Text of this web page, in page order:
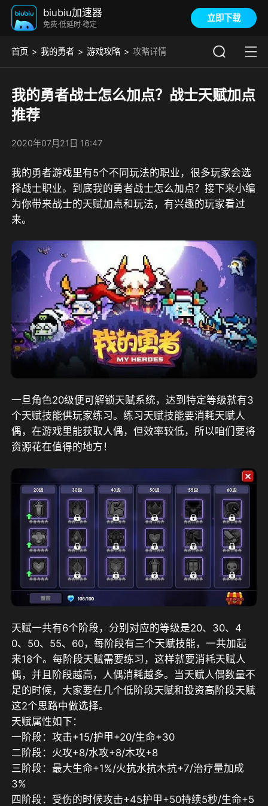
biubiu加速器
免费·低延时·稳定
立即下载
首页 我的勇者 游戏攻略 攻略详情
我的勇者战士怎么加点？战士天赋加点
推荐
2020年07月21日 16:47
我的勇者游戏里有5个不同玩法的职业，很多玩家会选
择战士职业。到底我的勇者战士怎么加点？接下来小编
为你带来战士的天赋加点和玩法，有兴趣的玩家看过
来。
一旦角色20级便可解锁天赋系统，达到特定等级就有3
个天赋技能供玩家练习。练习天赋技能要消耗天赋人
偶，在游戏里能获取人偶，但效率较低，所以咱们要将
资源花在值得的地方！
天赋一共有6个阶段，分别对应的等级是20、30、4
0、50、55、60，每阶段有三个天赋技能，一共加起
来18个。每阶段天赋需要练习，这样就要消耗天赋人
偶，并且阶段越高，人偶消耗越多。当天赋人偶数量不
足的时候，大家要在几个低阶段天赋和投资高阶段天赋
这2个思路中做选择。
天赋属性如下：
一阶段：攻击+15/护甲+20/生命+30
二阶段：火攻+8/水攻+8/木攻+8
三阶段：最大生命+1%/火抗水抗木抗+7/治疗量加成
3%
四阶段：受伤的时候攻击+45护甲+50持续5秒/生命+5